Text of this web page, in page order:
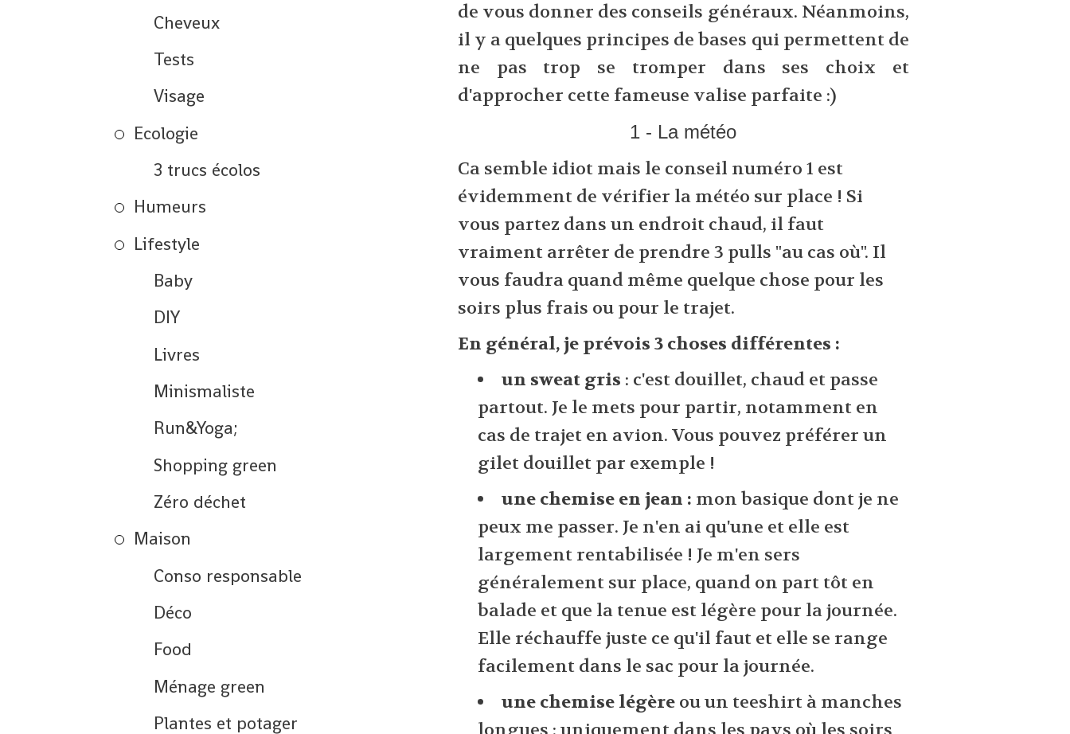
Cheveux
Tests
Visage
Ecologie
3 trucs écolos
Humeurs
Lifestyle
Baby
DIY
Livres
Minismaliste
Run&Yoga;
Shopping green
Zéro déchet
Maison
Conso responsable
Déco
Food
Ménage green
Plantes et potager
de vous donner des conseils généraux. Néanmoins,
il y a quelques principes de bases qui permettent de
ne pas trop se tromper dans ses choix et
d'approcher cette fameuse valise parfaite :)
1 - La météo
Ca semble idiot mais le conseil numéro 1 est
évidemment de vérifier la météo sur place ! Si
vous partez dans un endroit chaud, il faut
vraiment arrêter de prendre 3 pulls "au cas où". Il
vous faudra quand même quelque chose pour les
soirs plus frais ou pour le trajet.
En général, je prévois 3 choses différentes :
un sweat gris : c'est douillet, chaud et passe
partout. Je le mets pour partir, notamment en
cas de trajet en avion. Vous pouvez préférer un
gilet douillet par exemple !
une chemise en jean : mon basique dont je ne
peux me passer. Je n'en ai qu'une et elle est
largement rentabilisée ! Je m'en sers
généralement sur place, quand on part tôt en
balade et que la tenue est légère pour la journée.
Elle réchauffe juste ce qu'il faut et elle se range
facilement dans le sac pour la journée.
une chemise légère ou un teeshirt à manches